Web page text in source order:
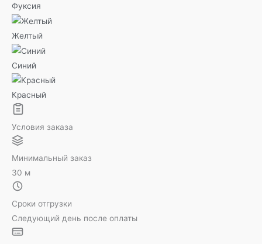
Фуксия
Желтый
Синий
Красный
Условия заказа
Минимальный заказ
30 м
Сроки отгрузки
Следующий день после оплаты